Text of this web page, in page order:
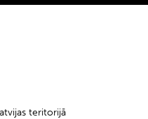
teritorijā